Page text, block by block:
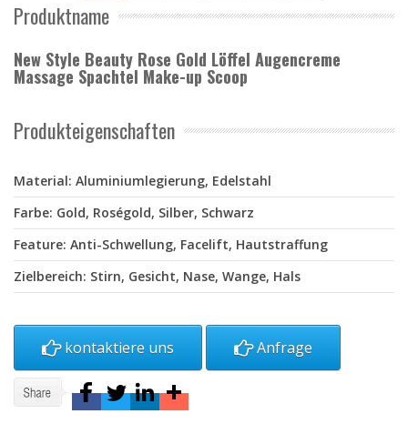
Produktname
New Style Beauty Rose Gold Löffel Augencreme
Massage Spachtel Make-up Scoop
Produkteigenschaften
Material: Aluminiumlegierung, Edelstahl
Farbe: Gold, Roségold, Silber, Schwarz
Feature: Anti-Schwellung, Facelift, Hautstraffung
Zielbereich: Stirn, Gesicht, Nase, Wange, Hals
kontaktiere uns Anfrage